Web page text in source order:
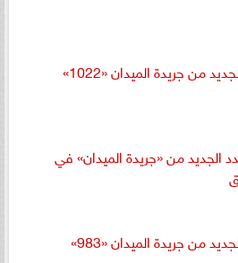
من جريدة الميدان «1022»
الجديد من «جريدة الميدان» في
من جريدة الميدان «983»